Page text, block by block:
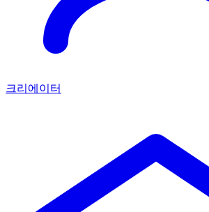
크리에이터